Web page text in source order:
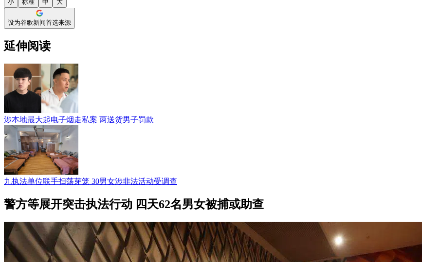
小 标准 中 大
设为谷歌新闻首选来源
延伸阅读
涉本地最大起电子烟走私案 两送货男子罚款
九执法单位联手扫荡芽笼 30男女涉非法活动受调查
警方等展开突击执法行动 四天62名男女被捕或助查